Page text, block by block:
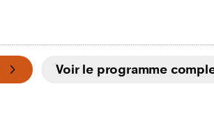
Voir le programme